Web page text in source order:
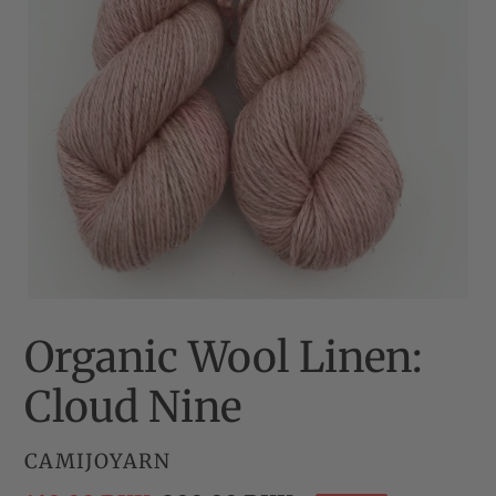
Organic Wool Linen:
Cloud Nine
FORHANDLER
CAMIJOYARN